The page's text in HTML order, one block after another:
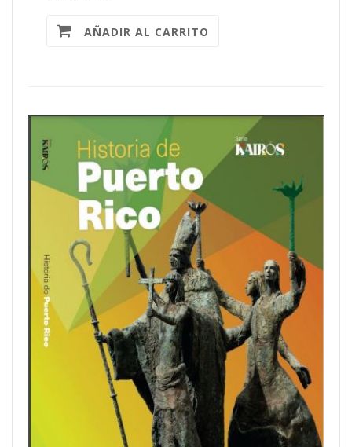
AÑADIR AL CARRITO